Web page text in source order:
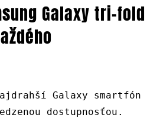
Galaxy tri-fold
Galaxy smartfón
dostupnosťou.